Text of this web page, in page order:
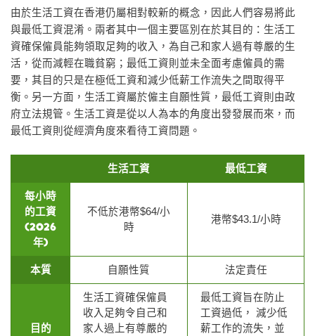
由於生活工資在香港仍屬相對較新的概念，因此人們容易將此
與最低工資混淆。兩者其中一個主要區別在於其目的：生活工
資確保僱員能夠領取足夠的收入，為自己和家人過有尊嚴的生
活，從而減輕在職貧窮；最低工資則並未全面考慮僱員的需
要，其目的只是在極低工資和減少低薪工作流失之間取得平
衡。另一方面，生活工資屬於僱主自願性質，最低工資則由政
府立法規管。生活工資是從以人為本的角度出發發展而來，而
最低工資則從經濟角度來看待工資問題。
生活工資 最低工資
每小時
的工資
(2026
年)
不低於港幣$64/小
時
港幣$43.1/小時
本質 自願性質 法定責任
目的
生活工資確保僱員
收入足夠令自己和
家人過上有尊嚴的
最低工資旨在防止
工資過低， 減少低
薪工作的流失，並